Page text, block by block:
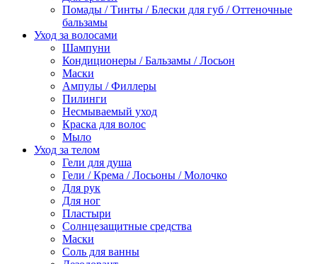
Помады / Тинты / Блески для губ / Оттеночные
бальзамы
Уход за волосами
Шампуни
Кондиционеры / Бальзамы / Лосьон
Маски
Ампулы / Филлеры
Пилинги
Несмываемый уход
Краска для волос
Мыло
Уход за телом
Гели для душа
Гели / Крема / Лосьоны / Молочко
Для рук
Для ног
Пластыри
Солнцезащитные средства
Маски
Соль для ванны